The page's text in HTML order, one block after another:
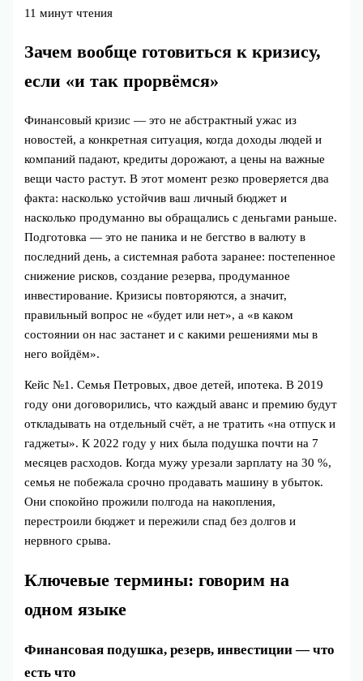
11 минут чтения
Зачем вообще готовиться к кризису,
если «и так прорвёмся»
Финансовый кризис — это не абстрактный ужас из
новостей, а конкретная ситуация, когда доходы людей и
компаний падают, кредиты дорожают, а цены на важные
вещи часто растут. В этот момент резко проверяется два
факта: насколько устойчив ваш личный бюджет и
насколько продуманно вы обращались с деньгами раньше.
Подготовка — это не паника и не бегство в валюту в
последний день, а системная работа заранее: постепенное
снижение рисков, создание резерва, продуманное
инвестирование. Кризисы повторяются, а значит,
правильный вопрос не «будет или нет», а «в каком
состоянии он нас застанет и с какими решениями мы в
него войдём».
Кейc №1. Семья Петровых, двое детей, ипотека. В 2019
году они договорились, что каждый аванс и премию будут
откладывать на отдельный счёт, а не тратить «на отпуск и
гаджеты». К 2022 году у них была подушка почти на 7
месяцев расходов. Когда мужу урезали зарплату на 30 %,
семья не побежала срочно продавать машину в убыток.
Они спокойно прожили полгода на накопления,
перестроили бюджет и пережили спад без долгов и
нервного срыва.
Ключевые термины: говорим на
одном языке
Финансовая подушка, резерв, инвестиции — что
есть что